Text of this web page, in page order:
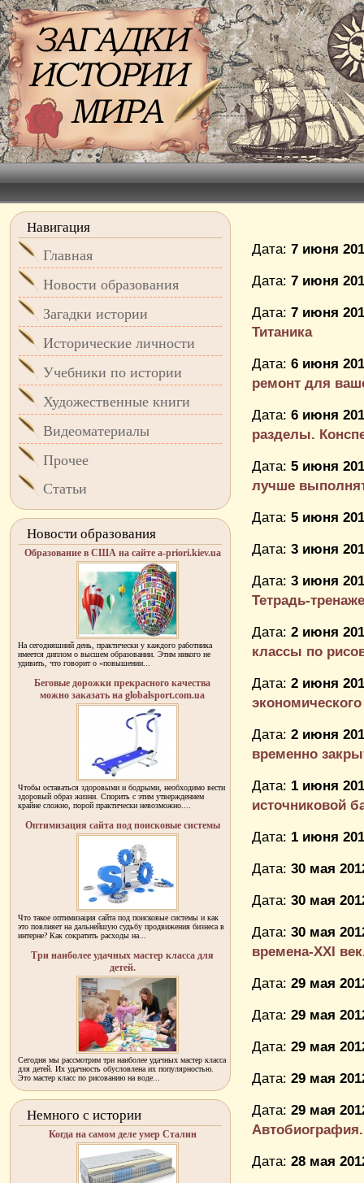
Дата: 7 июня
Дата: 7 июня
Дата: 7 июня
Титаника
Дата: 6 июня
ремонт для
Дата: 6 июня
разделы.
Дата: 5 июня
лучше
Дата: 5 июня
Дата: 3 июня
Дата: 3 июня
Тетрадь-
Дата: 2 июня
классы по
Дата: 2 июня
Дата: 2 июня
временно
Дата: 1 июня
источниковой
Дата: 1 июня
Дата: 30 мая
Дата: 30 мая
Дата: 30 мая
времена-XXI
Дата: 29 мая
Дата: 29 мая
Дата: 29 мая
Дата: 29 мая
Дата: 29 мая
Автобиография.
Дата: 28 мая
Навигация
Главная
Новости образования
Загадки истории
Исторические личности
Учебники по истории
Художественные книги
Видеоматериалы
Прочее
Статьи
Новости образования
Образование в США на сайте a-priori.kiev.ua
На сегодняшний день, практически у каждого работника
имеется диплом о высшем образовании. Этим никого не
удивить, что говорит о «повышении...
Беговые дорожки прекрасного качества
можно заказать на globalsport.com.ua
Чтобы оставаться здоровыми и бодрыми, необходимо вести
здоровый образ жизни. Спорить с этим утверждением
крайне сложно, порой практически невозможно....
Оптимизация сайта под поисковые системы
Что такое оптимизация сайта под поисковые системы и как
это повлияет на дальнейшую судьбу продвижения бизнеса в
интерне? Как сократить расходы на...
Три наиболее удачных мастер класса для
детей.
Сегодня мы рассмотрим три наиболее удачных мастер класса
для детей. Их удачность обусловлена их популярностью.
Это мастер класс по рисованию на воде...
Немного с истории
Когда на самом деле умер Сталин